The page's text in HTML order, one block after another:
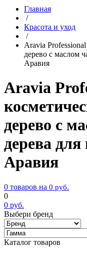
Главная
/
Красота и уход
/
Aravia
дерево с маслом
Аравия
Aravia
дерево с
дерева для
Аравия
0 товаров на 0 руб.
0
0 руб.
Выбери бренд
Каталог товаров